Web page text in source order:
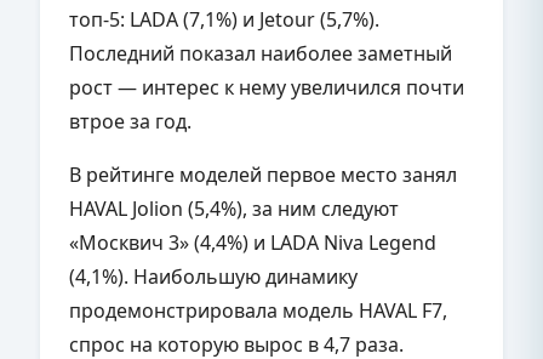
топ-5: LADA (7,1%) и Jetour (5,7%).
Последний показал наиболее заметный
рост — интерес к нему увеличился почти
втрое за год.
В рейтинге моделей первое место занял
HAVAL Jolion (5,4%), за ним следуют
«Москвич 3» (4,4%) и LADA Niva Legend
(4,1%). Наибольшую динамику
продемонстрировала модель HAVAL F7,
спрос на которую вырос в 4,7 раза.